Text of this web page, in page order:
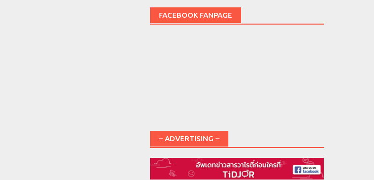
FACEBOOK FANPAGE
– ADVERTISING –